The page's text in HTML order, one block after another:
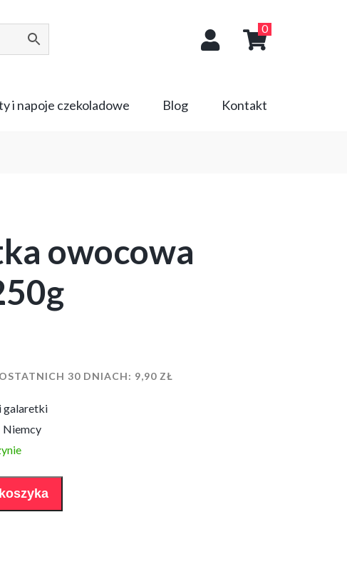
0
i napoje czekoladowe Blog Kontakt
owocowa
30 DNIACH: 9,90 ZŁ
galaretki
Niemcy